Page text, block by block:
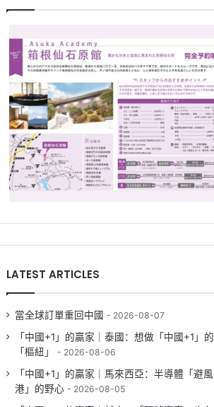
LATEST ARTICLES
當全球訂單重回中國 2026-08-07
「中國+1」的贏家｜泰國：想做「中國+1」的
「樞紐」
2026-08-06
「中國+1」的贏家｜馬來西亞：半導體「避風
港」的野心
2026-08-05